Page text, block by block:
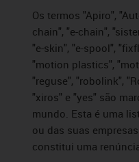
Os termos "Apiro",
chain", "e-chain",
"e-skin", "e-spool",
"motion plastics",
"reguse", "robolink",
"xiros" e "yes" são
mundo. Esta é uma
ou das suas
constitui uma